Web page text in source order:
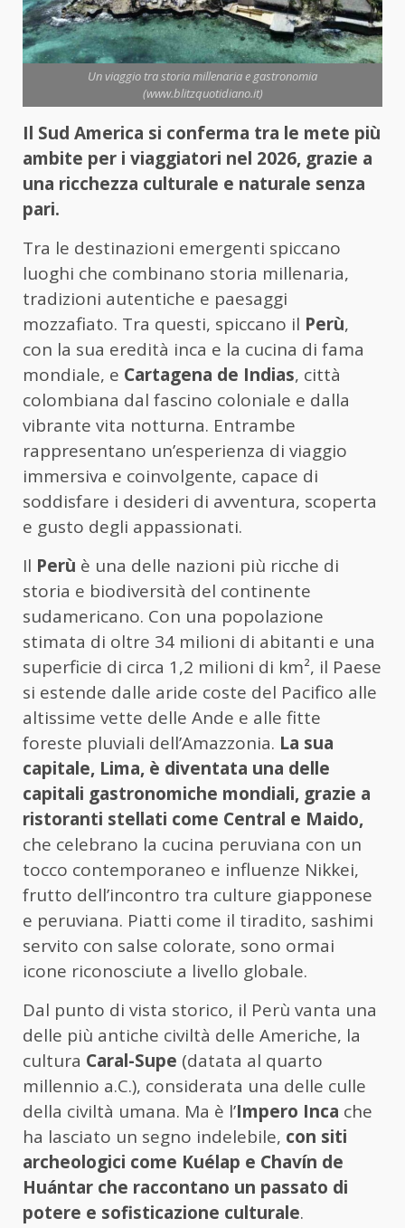
Un viaggio tra storia millenaria e gastronomia
(www.blitzquotidiano.it)
Il Sud America si conferma tra le mete più
ambite per i viaggiatori nel 2026, grazie a
una ricchezza culturale e naturale senza
pari.
Tra le destinazioni emergenti spiccano
luoghi che combinano storia millenaria,
tradizioni autentiche e paesaggi
mozzafiato. Tra questi, spiccano il Perù,
con la sua eredità inca e la cucina di fama
mondiale, e Cartagena de Indias, città
colombiana dal fascino coloniale e dalla
vibrante vita notturna. Entrambe
rappresentano un’esperienza di viaggio
immersiva e coinvolgente, capace di
soddisfare i desideri di avventura, scoperta
e gusto degli appassionati.
Il Perù è una delle nazioni più ricche di
storia e biodiversità del continente
sudamericano. Con una popolazione
stimata di oltre 34 milioni di abitanti e una
superficie di circa 1,2 milioni di km², il Paese
si estende dalle aride coste del Pacifico alle
altissime vette delle Ande e alle fitte
foreste pluviali dell’Amazzonia. La sua
capitale, Lima, è diventata una delle
capitali gastronomiche mondiali, grazie a
ristoranti stellati come Central e Maido,
che celebrano la cucina peruviana con un
tocco contemporaneo e influenze Nikkei,
frutto dell’incontro tra culture giapponese
e peruviana. Piatti come il tiradito, sashimi
servito con salse colorate, sono ormai
icone riconosciute a livello globale.
Dal punto di vista storico, il Perù vanta una
delle più antiche civiltà delle Americhe, la
cultura Caral-Supe (datata al quarto
millennio a.C.), considerata una delle culle
della civiltà umana. Ma è l’Impero Inca che
ha lasciato un segno indelebile, con siti
archeologici come Kuélap e Chavín de
Huántar che raccontano un passato di
potere e sofisticazione culturale.